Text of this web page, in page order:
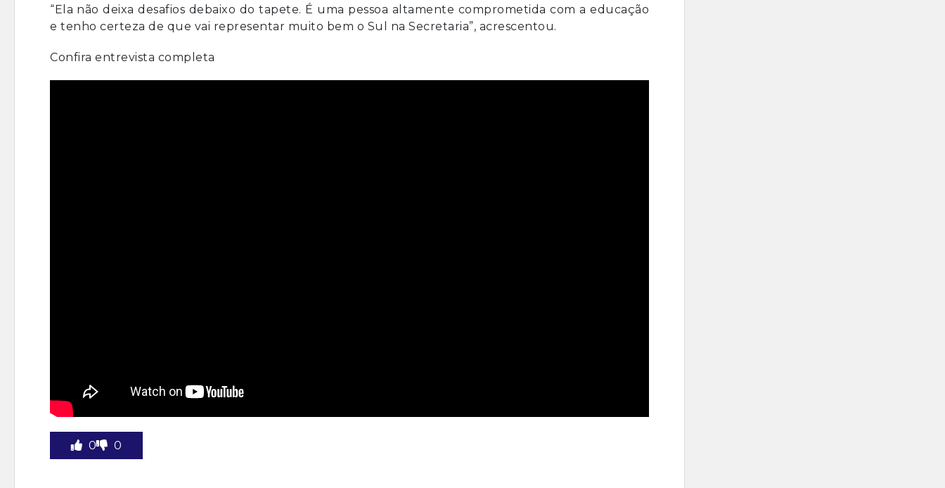
“Ela não deixa desafios debaixo do tapete. É uma pessoa altamente comprometida com a educação
e tenho certeza de que vai representar muito bem o Sul na Secretaria”, acrescentou.
Confira entrevista completa
0 0